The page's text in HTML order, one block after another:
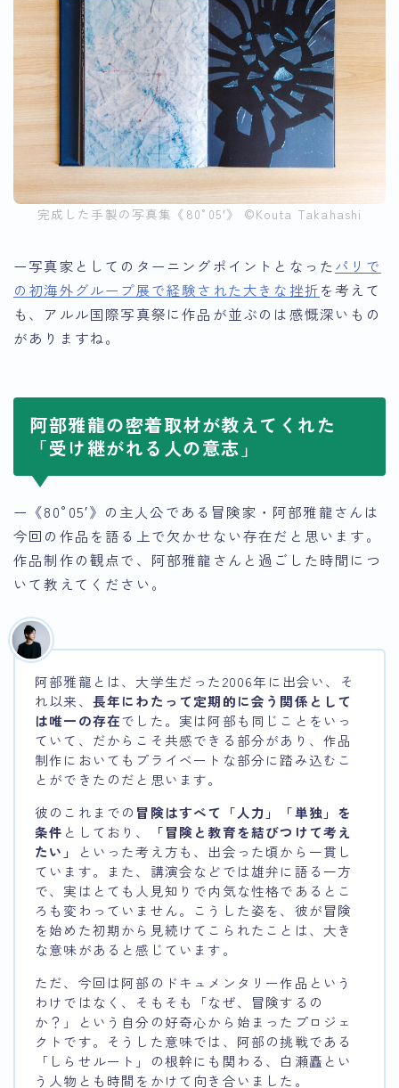
完成した手製の写真集《80°05′》 ©︎Kouta Takahashi
ー写真家としてのターニングポイントとなった パリで
の初海外グループ展で経験された大きな挫折を考えて
も、アルル国際写真祭に作品が並ぶのは感慨深いもの
がありますね。
阿部雅龍の密着取材が教えてくれた
「受け継がれる人の意志」
ー《80°05′》の主人公である冒険家・阿部雅龍さんは
今回の作品を語る上で欠かせない存在だと思います。
作品制作の観点で、阿部雅龍さんと過ごした時間につ
いて教えてください。
阿部雅龍とは、大学生だった2006年に出会い、そ
れ以来、 長年にわたって定期的に会う関係として
は唯一の存在でした。実は阿部も同じことをいっ
ていて、だからこそ共感できる部分があり、作品
制作においてもプライベートな部分に踏み込むこ
とができたのだと思います。
彼のこれまでの 冒険はすべて「人力」「単独」を
条件 としており、
「冒険と教育を結びつけて考え
たい」
といった考え方も、出会った頃から一貫し
ています。また、講演会などでは雄弁に語る一方
で、実はとても人見知りで内気な性格であるとこ
ろも変わっていません。こうした姿を、彼が冒険
を始めた初期から見続けてこられたことは、大き
な意味があると感じています。
ただ、今回は阿部のドキュメンタリー作品という
わけではなく、そもそも「なぜ、冒険するの
か？」という自分の好奇心から始まったプロジェ
クトです。そうした意味では、阿部の挑戦である
「しらせルート」の根幹にも関わる、白瀬矗とい
う人物とも時間をかけて向き合いました。